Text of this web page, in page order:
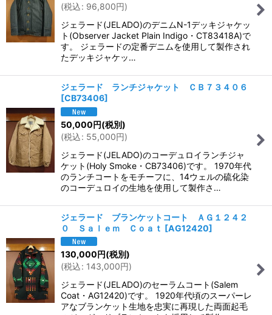
(税込: 96,800円)
ジェラード(JELADO)のデニムN-1デッキジャケッ
ト(Observer Jacket Plain Indigo・CT83418A)で
す。 ジェラードの定番デニムを使用して製作され
たデッキジャケッ…
ジェラード ランチジャケット ＣＢ７３４０６
[CB73406]
50,000円(税別)
(税込: 55,000円)
ジェラード(JELADO)のコーデュロイランチジャ
ケット(Holy Smoke・CB73406)です。 1970年代
のランチコートをモチーフに、14ウェルの硫化染
のコーデュロイの生地を使用して製作さ…
ジェラード ブランケットコート ＡＧ１２４２
０ Ｓａｌｅｍ Ｃｏａｔ [AG12420]
130,000円(税別)
(税込: 143,000円)
ジェラード(JELADO)のセーラムコート(Salem
Coat・AG12420)です。 1920年代頃のスーパーレ
アなブランケット生地を忠実に再現した両面起毛